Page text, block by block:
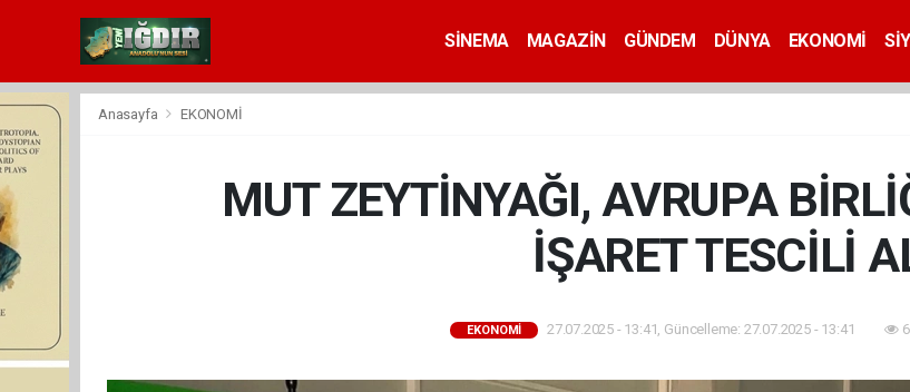
SİNEMA MAGAZİN GÜNDEM DÜNYA EKONOMİ
Anasayfa EKONOMİ
MUT ZEYTİNYAĞI, AVRUPA
İŞARET TESCİLİ
EKONOMİ 27.07.2025 - 13:41, Güncelleme: 27.07.2025 - 13:41